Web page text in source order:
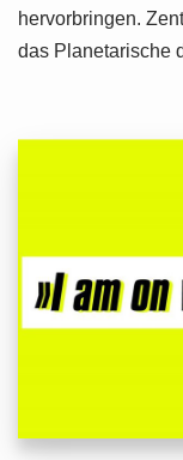
hervorbringen.
das Planetarische